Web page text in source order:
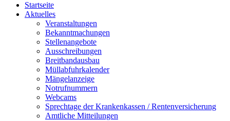
Startseite
Aktuelles
Veranstaltungen
Bekanntmachungen
Stellenangebote
Ausschreibungen
Breitbandausbau
Müllabfuhrkalender
Mängelanzeige
Notrufnummern
Webcams
Sprechtage der Krankenkassen / Rentenversicherung
Amtliche Mitteilungen